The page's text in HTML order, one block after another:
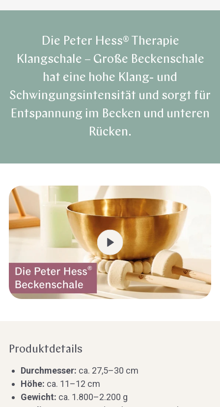
Die Peter Hess® Therapie
Klangschale – Große Beckenschale
hat eine hohe Klang- und
Schwingungsintensität und sorgt für
Entspannung im Becken und unteren
Rücken.
Produktdetails
Durchmesser: ca. 27,5–30 cm
Höhe: ca. 11–12 cm
Gewicht: ca. 1.800–2.200 g